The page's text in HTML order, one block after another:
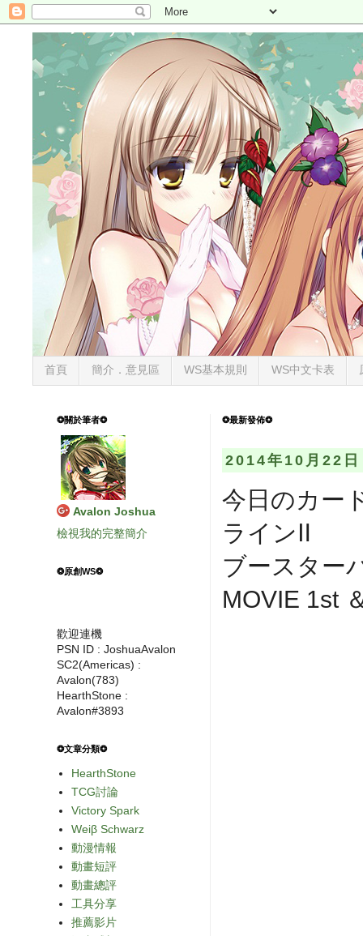
首頁 簡介．意見區 WS基本規則 WS中文卡表
❂最新發佈❂
2014年10月22
今日のカー
ラインⅡ
ブースター
MOVIE 1st
❂關於筆者❂
Avalon Joshua
檢視我的完整簡介
❂原創WS❂
歡迎連機
PSN ID : JoshuaAvalon
SC2(Americas) :
Avalon(783)
HearthStone :
Avalon#3893
❂文章分類❂
HearthStone
TCG討論
Victory Spark
Weiβ Schwarz
動漫情報
動畫短評
動畫總評
工具分享
推薦影片